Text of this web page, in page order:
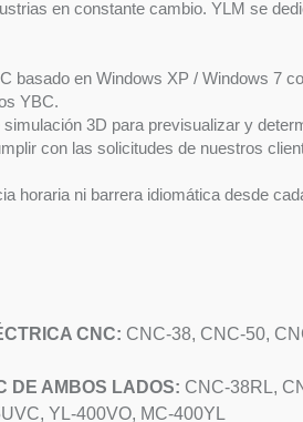
en constante cambio. YLM se
basado en Windows XP / Windows 7
YBC.
3D para previsualizar y
con las solicitudes de nuestros
horaria ni barrera idiomática desde
CNC: CNC-38, CNC-50,
DE AMBOS LADOS: CNC-38RL,
YL-400VO, MC-400YL